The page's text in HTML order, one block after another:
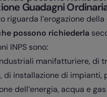
Guadagni
riguarda l’erogazione della
possono richiederla
INPS sono:
manifatturiere, di
di installazione di impianti,
dell’energia, acqua e gas